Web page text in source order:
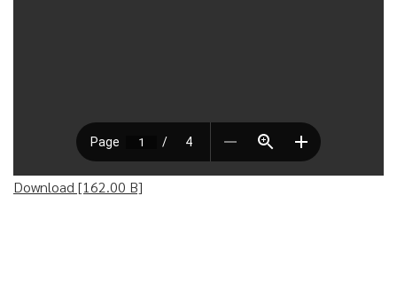
Download [162.00 B]